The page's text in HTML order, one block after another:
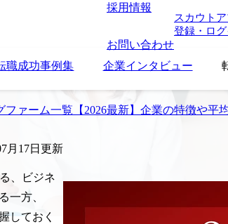
採用情報
お問い合わせ
スカウト
登録・ロ
職成功事例集 企業インタビュー
ファーム一覧【2026最新】企業の特徴や平
月17日更新
、ビジネ
一方、
しておく